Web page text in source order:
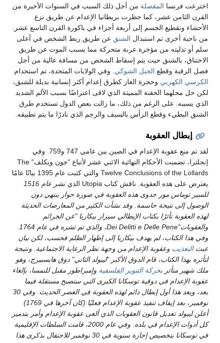
اخترعت فرنسا المقصلة من أجل ذلك السبب في السنوات الأخيرة من
القرن الثامن عشر، كما حظرت بريطانيا الإعدام عن طريق نزع
الأحشاء وتقطيع الجسم إلى أربعة أجزاء في باكورة القرن التاسع عشر.
من ناحية أخرى تم استبدال الشنق عن طريق ربط الشخص في أعلى
سلم أو تدليته من مؤخرة عربة متحركة مما يسبب الموت عن طريق
الاختناق، بالشنق حيث يتم إسقاط الشخص من مسافة عالية من أجل
فصل الرقبة وقطع الحبل الشوكي. وفي الولايات المتحدة، تم استخدام
الكرسي الكهربي وحجرة الغاز كطرق إعدام أكثر إنسانية بديلة للشنق،
لكن حل محلهما الحقنة المميتة الذي لاقى اعتراضًا بسبب الألم الشديد
الذي يسببه. على الرغم من ذلك، ما زالت بعض الدول تستخدم طرق
الشنق البطيء وقطع الرأس بالسيف والرجم الذي نادرًا ما يتم تطبيقه.
إبطال العقوبة
لقد تم منع عقوبة الإعدام في الصين بين عامي 747 و759. وفي
إنجلترا، تضمنت الأحكام النهائية الاثني عشر لأتباع "جون ويكلف" The
Twelve Conclusions of the Lollards والتي كتبت عام 1395 بيانًا عامًا
يعترض على هذه العقوبة. ناقش كتاب Utopia الذي
نشر عام 1516
للسير توماس مور جدوى هذه العقوبة في صورة حوار ينتهي دون
الوصول إلى نتيجة حاسمة وقد نشأت الكثير من المعارضات الحديثة
لهذه العقوبة تأثرًا بكتاب الإيطالي سيزار بيكاريا "عن الجرائم
والعقوبات"Dei Delitti e Delle Pene، والذي تم نشره في عام 1764
وفي هذا الكتاب، لم يهدف بيكاريا إلى إظهار الظلم فحسب، لكن بيان
عبثالتعذيب وعقوبة الإعدام من وجهة نظر الرعاية الاجتماعية ونتيجة
لتأثره بهذا الكتاب، قام الدوق الأكبر "ليبولد الثاني" دوق هابسبيرج، وهو
ملك شهير متأثر بحركة التنوير الفلسفية وإمبراطور مقبل للنمسا، بإلغاء
عقوبة الإعدام في دوقية توسكانا الكبرى التي ستصبح مستقلة فيما
بعد، ويعد هذا أول إبطال دائم لهذه العقوبة في العصر الحديث.
وفي 30
نوفمبر، بعد
إيقاف تنفيذ عقوبة الإعدام فعليًا (كان آخرها في 1769)
أعلن ليبولد تعديل قانون العقوبات الذي ألغى عقوبة الإعدام وأمر بتدمير
كل أدوات الإعدام في بلده
وفي عام 2000، قامت السلطات الإقليمية
في توسكانا بتخصيص إجازة سنوية في 30 نوفمبر للاحتفال بذكرى هذا